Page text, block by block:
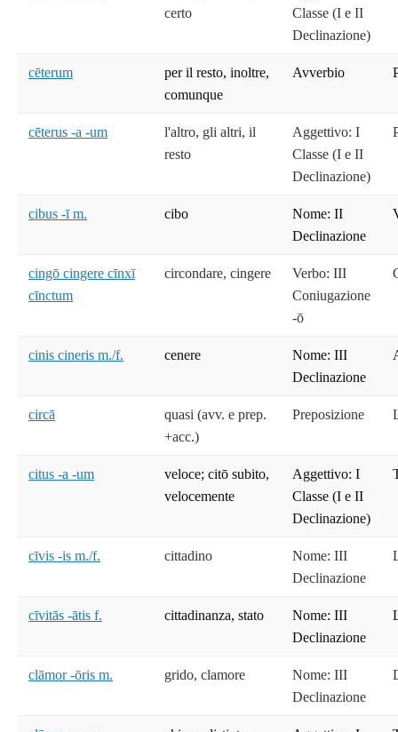
certo
Classe (I e II
Declinazione)
cēterum
per il resto, inoltre,
comunque
Avverbio
cēterus -a -um
l'altro, gli altri, il
resto
Aggettivo: I
Classe (I e II
Declinazione)
cibus -ī m. cibo
Nome: II
Declinazione
cingō cingere cīnxī
cīnctum
circondare, cingere
Verbo: III
Coniugazione
-ō
cinis cineris m./f. cenere
Nome: III
Declinazione
circā
quasi (avv. e prep.
+acc.)
Preposizione
citus -a -um
veloce; citō subito,
velocemente
Aggettivo: I
Classe (I e II
Declinazione)
cīvis -is m./f. cittadino
Nome: III
Declinazione
cīvitās -ātis f. cittadinanza, stato
Nome: III
Declinazione
clāmor -ōris m. grido, clamore
Nome: III
Declinazione